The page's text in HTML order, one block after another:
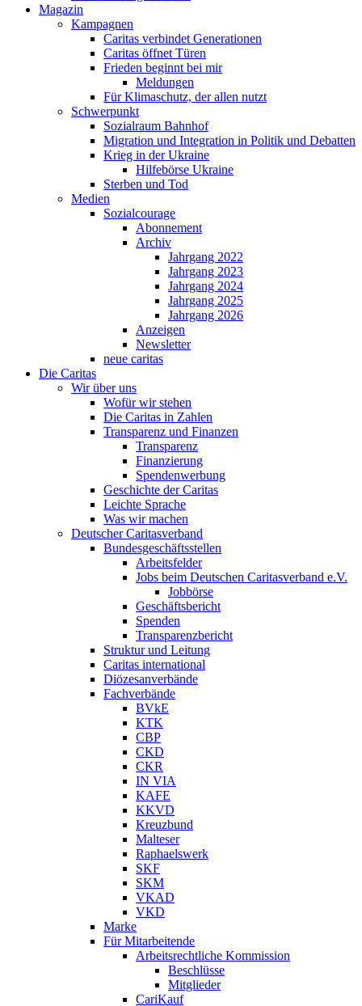
Magazin
Kampagnen
Caritas verbindet Generationen
Caritas öffnet Türen
Frieden beginnt bei mir
Meldungen
Für Klimaschutz, der allen nutzt
Schwerpunkt
Sozialraum Bahnhof
Migration und Integration in Politik und Debatten
Krieg in der Ukraine
Hilfebörse Ukraine
Sterben und Tod
Medien
Sozialcourage
Abonnement
Archiv
Jahrgang 2022
Jahrgang 2023
Jahrgang 2024
Jahrgang 2025
Jahrgang 2026
Anzeigen
Newsletter
neue caritas
Die Caritas
Wir über uns
Wofür wir stehen
Die Caritas in Zahlen
Transparenz und Finanzen
Transparenz
Finanzierung
Spendenwerbung
Geschichte der Caritas
Leichte Sprache
Was wir machen
Deutscher Caritasverband
Bundesgeschäftsstellen
Arbeitsfelder
Jobs beim Deutschen Caritasverband e.V.
Jobbörse
Geschäftsbericht
Spenden
Transparenzbericht
Struktur und Leitung
Caritas international
Diözesanverbände
Fachverbände
BVkE
KTK
CBP
CKD
CKR
IN VIA
KAFE
KKVD
Kreuzbund
Malteser
Raphaelswerk
SKF
SKM
VKAD
VKD
Marke
Für Mitarbeitende
Arbeitsrechtliche Kommission
Beschlüsse
Mitglieder
CariKauf